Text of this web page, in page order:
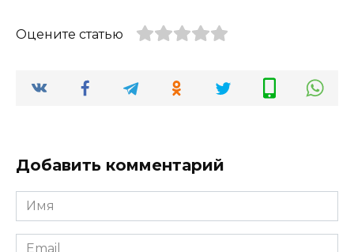
Оцените статью
Добавить комментарий
Имя
*
Email